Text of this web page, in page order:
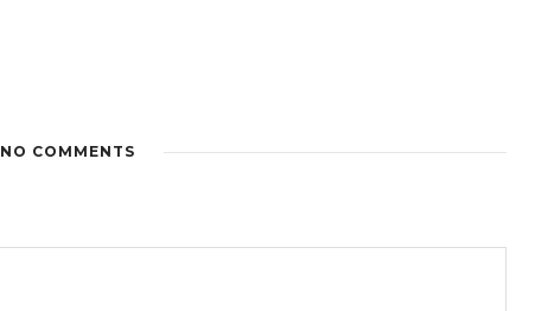
NO COMMENTS